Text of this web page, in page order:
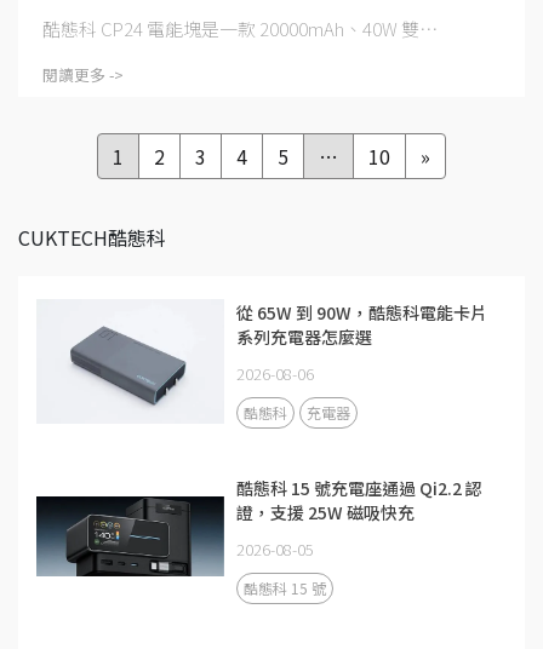
酷態科 CP24 電能塊是一款 20000mAh、40W 雙⋯
閱讀更多 ->
1 2 3 4 5 … 10 »
CUKTECH酷態科
從 65W 到 90W，酷態科電能卡片
系列充電器怎麼選
2026-08-06
酷態科 充電器
酷態科 15 號充電座通過 Qi2.2 認
證，支援 25W 磁吸快充
2026-08-05
酷態科 15 號